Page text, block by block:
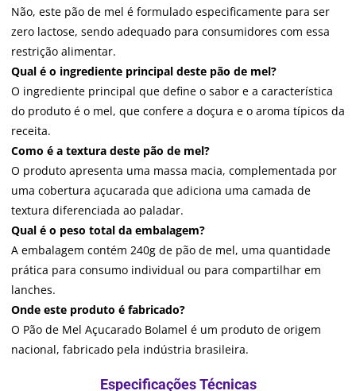
Não, este pão de mel é formulado especificamente para ser
zero lactose, sendo adequado para consumidores com essa
restrição alimentar.
Qual é o ingrediente principal deste pão de mel?
O ingrediente principal que define o sabor e a característica
do produto é o mel, que confere a doçura e o aroma típicos da
receita.
Como é a textura deste pão de mel?
O produto apresenta uma massa macia, complementada por
uma cobertura açucarada que adiciona uma camada de
textura diferenciada ao paladar.
Qual é o peso total da embalagem?
A embalagem contém 240g de pão de mel, uma quantidade
prática para consumo individual ou para compartilhar em
lanches.
Onde este produto é fabricado?
O Pão de Mel Açucarado Bolamel é um produto de origem
nacional, fabricado pela indústria brasileira.